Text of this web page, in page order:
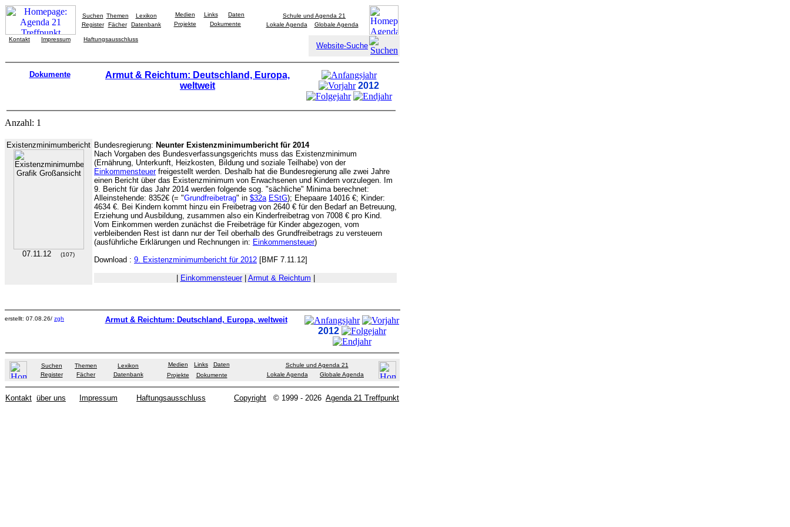
Suchen Themen
Lexikon
Register
Fächer Datenbank
Medien Links
Daten
Projekte
Dokumente
Schule und Agenda 21
Lokale Agenda
Globale Agenda
Kontakt Impressum Haftungsausschluss
Website-Suche
Dokumente
Armut & Reichtum: Deutschland, Europa,
weltweit
2012
Anzahl: 1
Existenzminimumbericht
07.11.12 (107)
Bundesregierung: Neunter Existenzminimumbericht für 2014
Nach Vorgaben des Bundesverfassungsgerichts muss das Existenzminimum
(Ernährung, Unterkunft, Heizkosten, Bildung und soziale Teilhabe) von der
Einkommensteuerfreigestellt werden. Deshalb hat die Bundesregierung alle zwei Jahre
einen Bericht über das Existenzminimum von Erwachsenen und Kindern vorzulegen. Im
9. Bericht für das Jahr 2014 werden folgende sog. "sächliche" Minima berechnet:
Alleinstehende: 8352€ (= "Grundfreibetrag" in $32a EStG); Ehepaare 14016 €; Kinder:
4634 €. Bei Kindern kommt hinzu ein Freibetrag von 2640 € für den Bedarf an Betreuung,
Erziehung und Ausbildung, zusammen also ein Kinderfreibetrag von 7008 € pro Kind.
Vom Einkommen werden zunächst die Freibeträge für Kinder abgezogen, vom
verbleibenden Rest ist dann nur der Teil oberhalb des Grundfreibetrags zu versteuern
(ausführliche Erklärungen und Rechnungen in: Einkommensteuer)
Download : 9. Existenzminimumbericht für 2012 [BMF 7.11.12]
Einkommensteuer| Armut & Reichtum
erstellt: 07.08.26/ zgh Armut & Reichtum: Deutschland, Europa, weltweit
2012
Suchen Themen
Lexikon
Register
Fächer Datenbank
Medien Links
Daten
Projekte
Dokumente
Schule und Agenda 21
Lokale Agenda
Globale Agenda
Kontakt über uns Impressum Haftungsausschluss Copyright © 1999 - 2026 Agenda 21 Treffpunkt